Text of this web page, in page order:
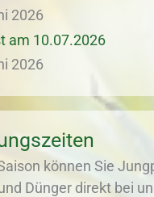
2026
am 10.07.2026
2026
können Sie
Dünger direkt bei